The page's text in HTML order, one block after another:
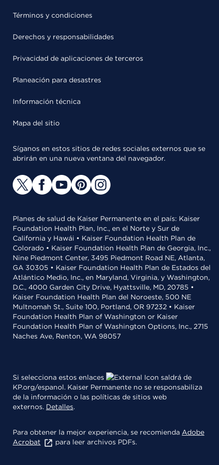
Términos y condiciones
Derechos y responsabilidades
Privacidad de aplicaciones de terceros
Planeación para desastres
Información técnica
Mapa del sitio
Síganos en estos sitios de redes sociales externos que se
abrirán en una nueva ventana del navegador.
Planes de salud de Kaiser Permanente en el país: Kaiser
Foundation Health Plan, Inc., en el Norte y Sur de
California y Hawái • Kaiser Foundation Health Plan de
Colorado • Kaiser Foundation Health Plan de Georgia, Inc.,
Nine Piedmont Center, 3495 Piedmont Road NE, Atlanta,
GA 30305 • Kaiser Foundation Health Plan de Estados del
Atlántico Medio, Inc., en Maryland, Virginia, y Washington,
D.C., 4000 Garden City Drive, Hyattsville, MD, 20785 •
Kaiser Foundation Health Plan del Noroeste, 500 NE
Multnomah St., Suite 100, Portland, OR 97232 • Kaiser
Foundation Health Plan of Washington or Kaiser
Foundation Health Plan of Washington Options, Inc., 2715
Naches Ave, Renton, WA 98057
Si selecciona estos enlaces
saldrá de
KP.org/espanol. Kaiser Permanente no se responsabiliza
de la información o las políticas de sitios web
externos. Detalles.
Para obtener la mejor experiencia, se recomienda Adobe
Acrobat
para leer archivos PDFs.